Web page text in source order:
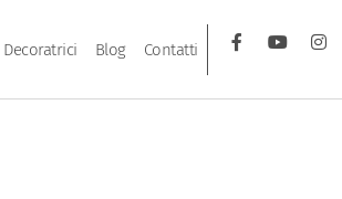
Decoratrici Blog Contatti